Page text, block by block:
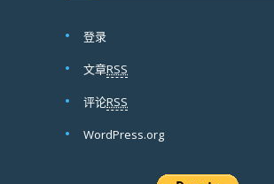
登录
文章RSS
评论RSS
WordPress.org